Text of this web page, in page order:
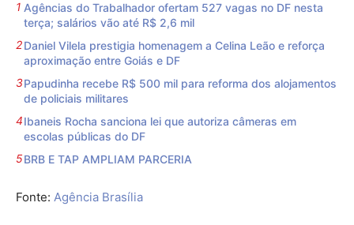
Agências do Trabalhador ofertam 527 vagas no DF nesta
terça; salários vão até R$ 2,6 mil
Daniel Vilela prestigia homenagem a Celina Leão e reforça
aproximação entre Goiás e DF
Papudinha recebe R$ 500 mil para reforma dos alojamentos
de policiais militares
Ibaneis Rocha sanciona lei que autoriza câmeras em
escolas públicas do DF
BRB E TAP AMPLIAM PARCERIA
Fonte: Agência Brasília